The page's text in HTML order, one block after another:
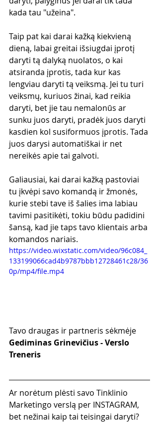
kada tau "užeina".
Taip pat kai darai kažką kiekvieną
dieną, labai greitai išsiugdai įprotį
daryti tą dalyką nuolatos, o kai
atsiranda įprotis, tada kur kas
lengviau daryti tą veiksmą. Jei tu turi
veiksmų, kuriuos žinai, kad reikia
daryti, bet jie tau nemalonūs ar
sunku juos daryti, pradėk juos daryti
kasdien kol susiformuos įprotis. Tada
juos darysi automatiškai ir net
nereikės apie tai galvoti.
Galiausiai, kai darai kažką pastoviai
tu įkvėpi savo komandą ir žmonės,
kurie stebi tave iš šalies ima labiau
tavimi pasitikėti, tokiu būdu padidini
šansą, kad jie taps tavo klientais arba
komandos nariais.
https://video.wixstatic.com/video/96c084_
133199066cad4b9787bbb12728461c28/36
0p/mp4/file.mp4
Tavo draugas ir partneris sėkmėje
Gediminas Grinevičius - Verslo
Treneris
Ar norėtum plėsti savo Tinklinio
Marketingo verslą per INSTAGRAM,
bet nežinai kaip tai teisingai daryti?